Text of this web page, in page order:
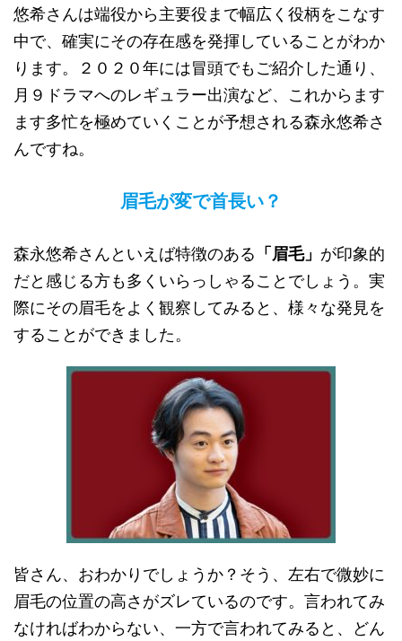
悠希さんは端役から主要役まで幅広く役柄をこなす
中で、確実にその存在感を発揮していることがわか
ります。２０２０年には冒頭でもご紹介した通り、
月９ドラマへのレギュラー出演など、これからます
ます多忙を極めていくことが予想される森永悠希さ
んですね。
眉毛が変で首長い？
森永悠希さんといえば特徴のある 「眉毛」 が印象的
だと感じる方も多くいらっしゃることでしょう。実
際にその眉毛をよく観察してみると、様々な発見を
することができました。
皆さん、おわかりでしょうか？そう、左右で微妙に
眉毛の位置の高さがズレているのです。言われてみ
なければわからない、一方で言われてみると、どん